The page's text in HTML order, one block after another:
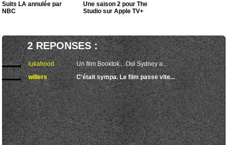
Suits LA annulée par
NBC
Une saison 2 pour The
Studio sur Apple TV+
2 REPONSES :
lukahood
Un film Booktok....Oui Sydney a...
willers
C'était sympa. Le film passe vite...